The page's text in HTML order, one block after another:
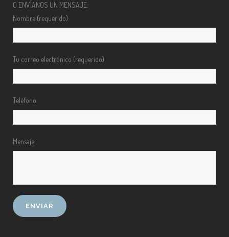
O ENVÍANOS UN MENSAJE:
Nombre (requerido)
Tu correo electrónico (requerido)
Teléfono
Mensaje